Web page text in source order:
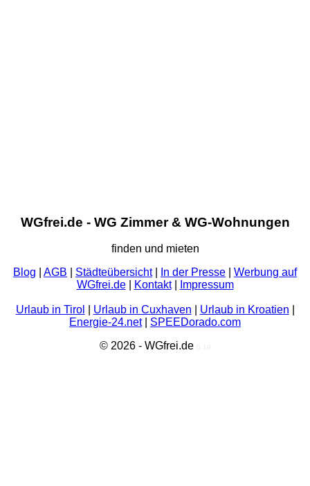
WGfrei.de - WG Zimmer & WG-Wohnungen
finden und mieten
Blog
AGB Städteübersicht| In der Presse
Werbung auf
WGfrei.de| Kontakt| Impressum
Urlaub in Tirol Urlaub in Cuxhaven Urlaub in Kroatien
Energie-24.net| SPEEDorado.com
© 2026 - WGfrei.de